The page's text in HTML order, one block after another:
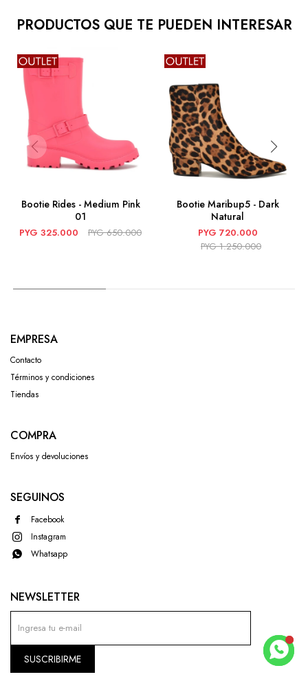
PRODUCTOS QUE TE PUEDEN INTERESAR
Bootie Rides - Medium Pink
01
PYG 325.000 PYG 650.000
Bootie Maribup5 - Dark
Natural
PYG 720.000
PYG 1.250.000
EMPRESA
Contacto
Términos y condiciones
Tiendas
COMPRA
Envíos y devoluciones
SEGUINOS
Facebook
Instagram
Whatsapp
NEWSLETTER
SUSCRIBIRME